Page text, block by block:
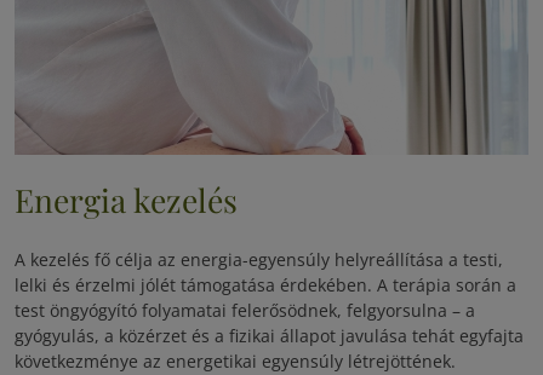
Energia kezelés
A kezelés fő célja az energia-egyensúly helyreállítása a testi,
lelki és érzelmi jólét támogatása érdekében. A terápia során a
test öngyógyító folyamatai felerősödnek, felgyorsulna – a
gyógyulás, a közérzet és a fizikai állapot javulása tehát egyfajta
következménye az energetikai egyensúly létrejöttének.